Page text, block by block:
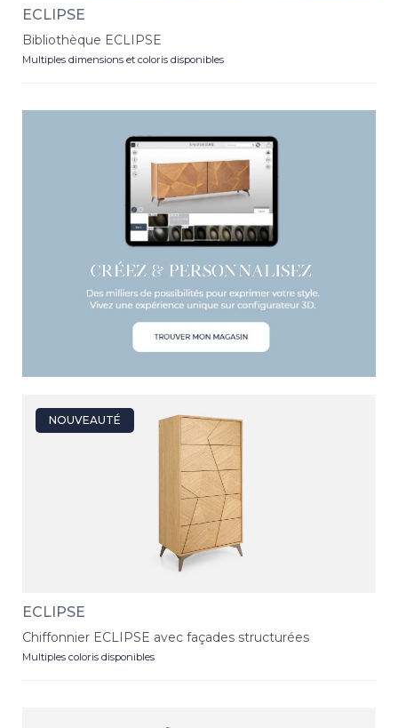
ECLIPSE
Bibliothèque ECLIPSE
Multiples dimensions et coloris disponibles
NOUVEAUTÉ
ECLIPSE
Chiffonnier ECLIPSE avec façades structurées
Multiples coloris disponibles